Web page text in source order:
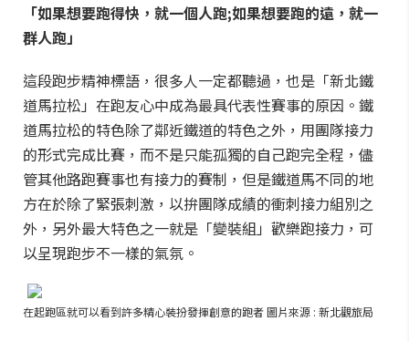
「如果想要跑得快，就一個人跑;如果想要跑的遠，就一
群人跑」
這段跑步精神標語，很多人一定都聽過，也是「新北鐵
道馬拉松」在跑友心中成為最具代表性賽事的原因。鐵
道馬拉松的特色除了鄰近鐵道的特色之外，用團隊接力
的形式完成比賽，而不是只能孤獨的自己跑完全程，儘
管其他路跑賽事也有接力的賽制，但是鐵道馬不同的地
方在於除了緊張刺激，以拚團隊成績的衝刺接力組別之
外，另外最大特色之一就是「變裝組」歡樂跑接力，可
以呈現跑步不一樣的氣氛。
在起跑區就可以看到許多精心裝扮發揮創意的跑者 圖片來源 : 新北觀旅局